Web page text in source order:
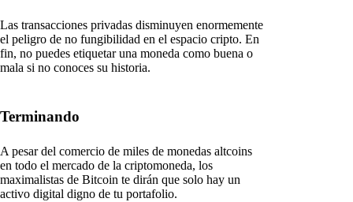
Las transacciones privadas disminuyen enormemente
el peligro de no fungibilidad en el espacio cripto. En
fin, no puedes etiquetar una moneda como buena o
mala si no conoces su historia.
Terminando
A pesar del comercio de miles de monedas altcoins
en todo el mercado de la criptomoneda, los
maximalistas de Bitcoin te dirán que solo hay un
activo digital digno de tu portafolio.